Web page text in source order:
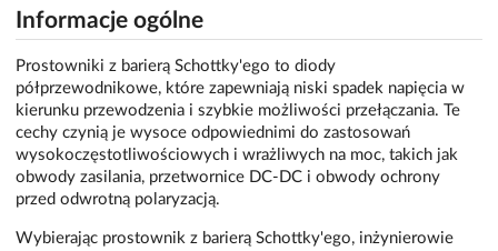
Informacje ogólne
Prostowniki z barierą Schottky'ego to diody
półprzewodnikowe, które zapewniają niski spadek napięcia w
kierunku przewodzenia i szybkie możliwości przełączania. Te
cechy czynią je wysoce odpowiednimi do zastosowań
wysokoczęstotliwościowych i wrażliwych na moc, takich jak
obwody zasilania, przetwornice DC-DC i obwody ochrony
przed odwrotną polaryzacją.
Wybierając prostownik z barierą Schottky'ego, inżynierowie